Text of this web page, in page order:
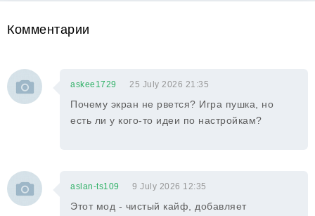
Комментарии
askee1729 25 July 2026 21:35
Почему экран не рвется? Игра пушка, но
есть ли у кого-то идеи по настройкам?
aslan-ts109 9 July 2026 12:35
Этот мод - чистый кайф, добавляет